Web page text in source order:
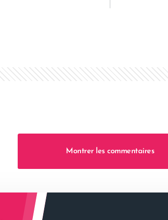
Montrer les commentaires